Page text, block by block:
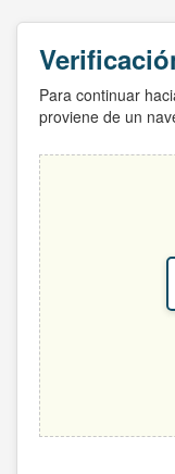
Para continuar
proviene de un